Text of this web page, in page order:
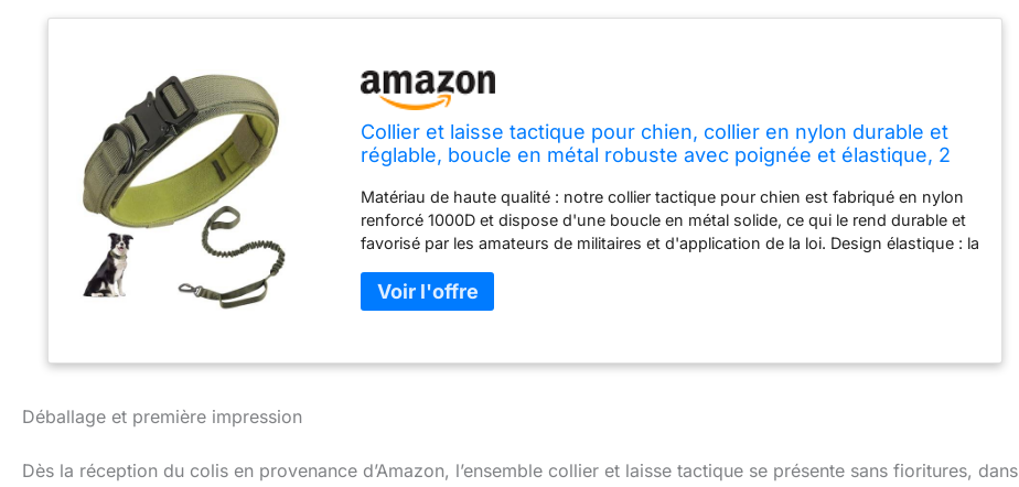
Collier et laisse tactique pour chien, collier en nylon durable et
réglable, boucle en métal robuste avec poignée et élastique, 2
dressage
Matériau de haute qualité : notre collier tactique pour chien est fabriqué en nylon
renforcé 1000D et dispose d'une boucle en métal solide, ce qui le rend durable et
favorisé par les amateurs de militaires et d'application de la loi. Design élastique : la
liberté aux chiens énergiques et ludiques, réduisant ainsi la sensation de traction.
La laisse s'étend de 0,9 m à 1,5 m. Doux et confortable : avec un design réglable à
ajustement confortable pour votre chien. La largeur arrondie de 3,8 cm empêche
patrouilles, la promenade du chien et la chasse. Double protection de sécurité : le
Déballage et première impression
Dès la réception du colis en provenance d’Amazon, l’ensemble collier et laisse tactique se présente sans fioritures, dans